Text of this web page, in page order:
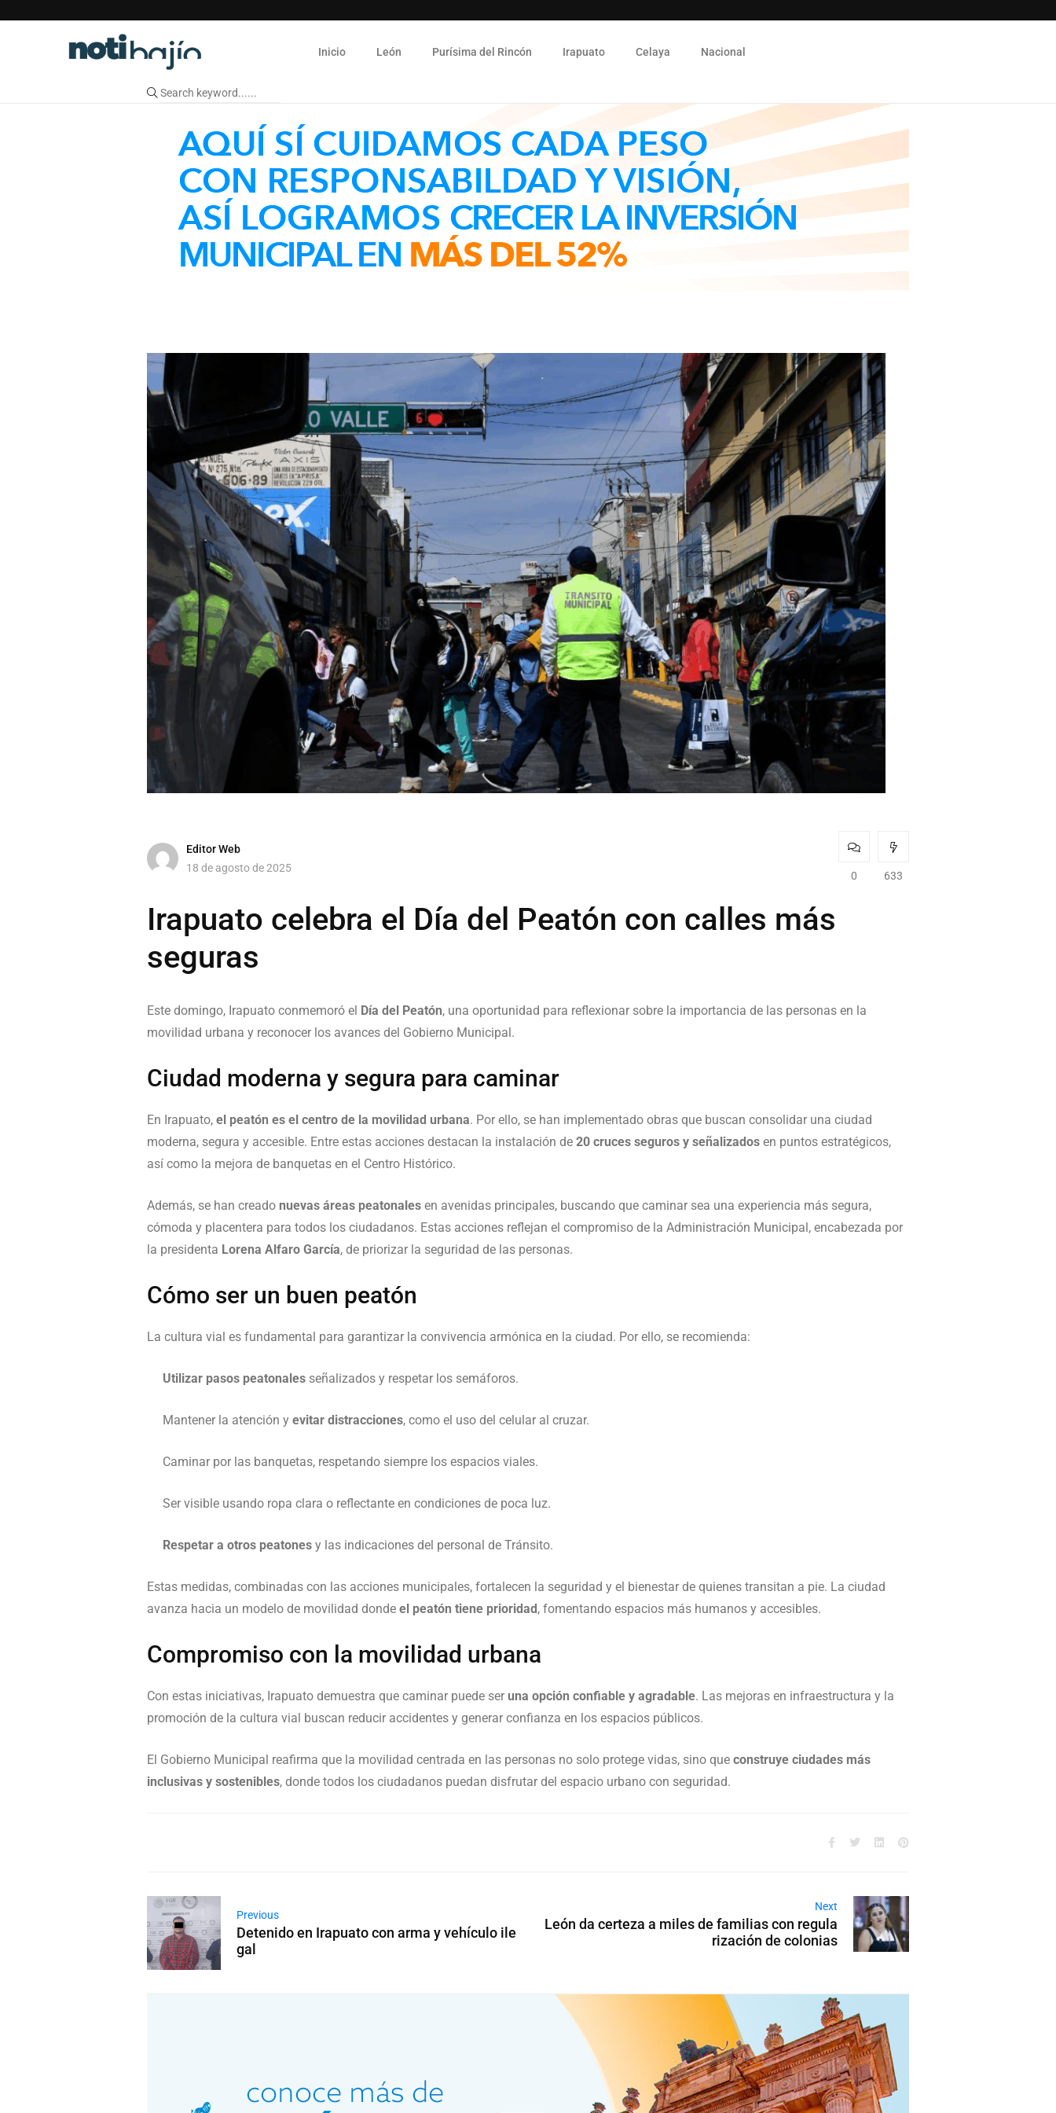
Inicio León Purísima del Rincón Irapuato Celaya Nacional
Editor Web
18 de agosto de 2025
0 633
Irapuato celebra el Día del Peatón con calles más
seguras
Este domingo, Irapuato conmemoró el Día del Peatón, una oportunidad para reflexionar sobre la importancia de las personas en la
movilidad urbana y reconocer los avances del Gobierno Municipal.
Ciudad moderna y segura para caminar
En Irapuato, el peatón es el centro de la movilidad urbana. Por ello, se han implementado obras que buscan consolidar una ciudad
moderna, segura y accesible. Entre estas acciones destacan la instalación de 20 cruces seguros y señalizados en puntos estratégicos,
así como la mejora de banquetas en el Centro Histórico.
Además, se han creado nuevas áreas peatonales en avenidas principales, buscando que caminar sea una experiencia más segura,
cómoda y placentera para todos los ciudadanos. Estas acciones reflejan el compromiso de la Administración Municipal, encabezada por
la presidenta Lorena Alfaro García, de priorizar la seguridad de las personas.
Cómo ser un buen peatón
La cultura vial es fundamental para garantizar la convivencia armónica en la ciudad. Por ello, se recomienda:
Utilizar pasos peatonales señalizados y respetar los semáforos.
Mantener la atención y evitar distracciones, como el uso del celular al cruzar.
Caminar por las banquetas, respetando siempre los espacios viales.
Ser visible usando ropa clara o reflectante en condiciones de poca luz.
Respetar a otros peatones y las indicaciones del personal de Tránsito.
Estas medidas, combinadas con las acciones municipales, fortalecen la seguridad y el bienestar de quienes transitan a pie. La ciudad
avanza hacia un modelo de movilidad donde el peatón tiene prioridad, fomentando espacios más humanos y accesibles.
Compromiso con la movilidad urbana
Con estas iniciativas, Irapuato demuestra que caminar puede ser una opción confiable y agradable. Las mejoras en infraestructura y la
promoción de la cultura vial buscan reducir accidentes y generar confianza en los espacios públicos.
El Gobierno Municipal reafirma que la movilidad centrada en las personas no solo protege vidas, sino que construye ciudades más
inclusivas y sostenibles, donde todos los ciudadanos puedan disfrutar del espacio urbano con seguridad.
Previous
Detenido en Irapuato con arma y vehículo ile
gal
Next
León da certeza a miles de familias con regula
rización de colonias